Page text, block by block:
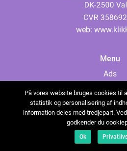
web:
Menu
Ads
Cookies
Contact
Sitemap
På vores website bruges cookies til
statistik og personalisering af
information deles med tredjepart.
godkender du
Ok